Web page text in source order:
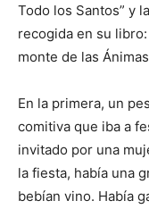
Todo los Santos” y
recogida en su libro:
monte de las
En la primera, un
comitiva que iba a
invitado por una
la fiesta, había una
bebían vino. Había